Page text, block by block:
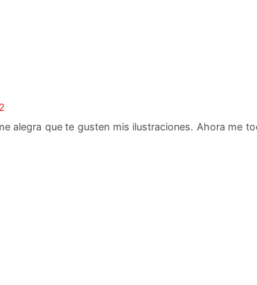
alegra que te gusten mis ilustraciones. Ahora me